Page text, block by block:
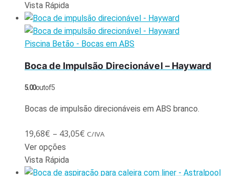
Vista Rápida
Piscina Betão - Bocas em ABS
Boca de Impulsão Direcionável – Hayward
5.00out of 5
Bocas de impulsão direcionáveis em ABS branco.
19,68€ – 43,05€ C/IVA
Ver opções
Vista Rápida